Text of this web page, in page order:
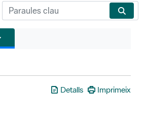
Detalls Imprimeix